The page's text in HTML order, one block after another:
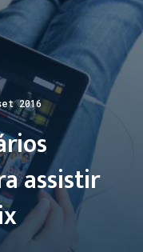
2016
assistir